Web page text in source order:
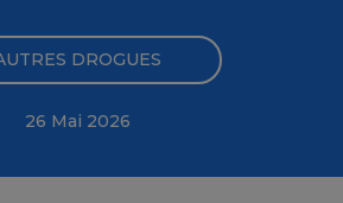
DROGUES
26 Mai 2026